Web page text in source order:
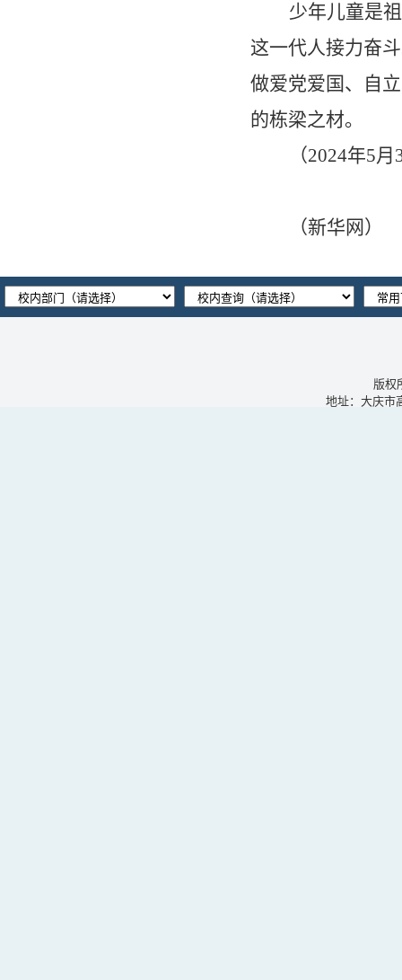
少年儿童是
这一代人接力奋
做爱党爱国、自
的栋梁之材。
（2024年5月
（新华网 ）
版权
地址：大庆市